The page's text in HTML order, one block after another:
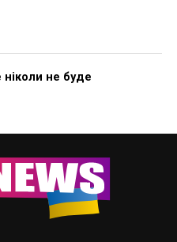
ніколи не буде